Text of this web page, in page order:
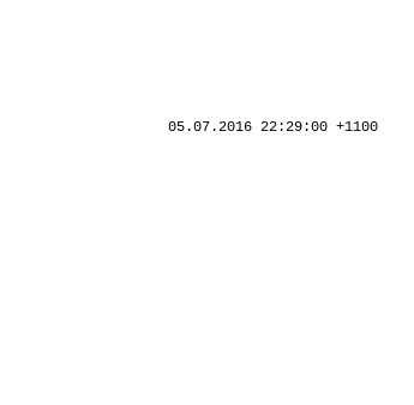
05.07.2016 22:29:00 +1100